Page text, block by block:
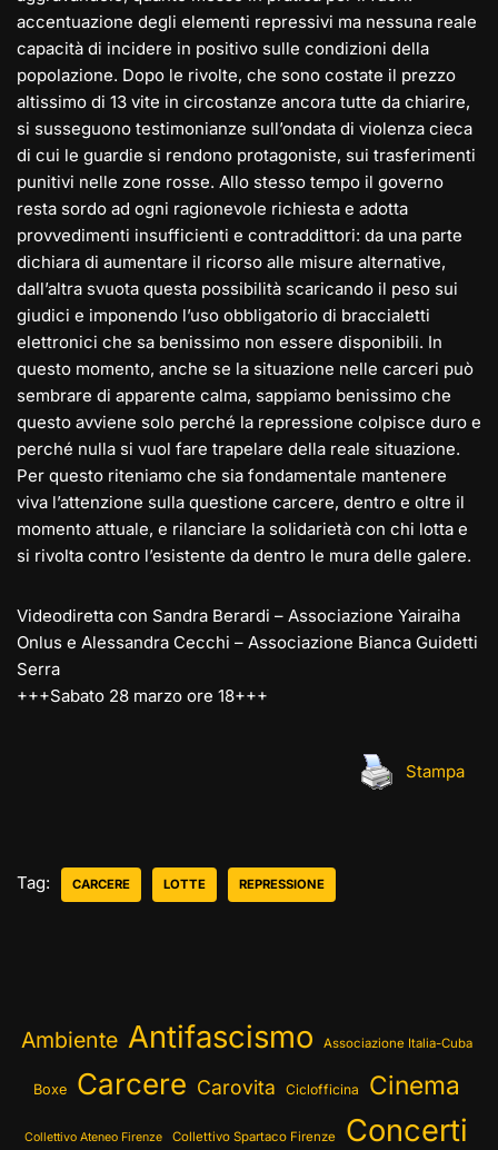
accentuazione degli elementi repressivi ma nessuna reale
capacità di incidere in positivo sulle condizioni della
popolazione. Dopo le rivolte, che sono costate il prezzo
altissimo di 13 vite in circostanze ancora tutte da chiarire,
si susseguono testimonianze sull’ondata di violenza cieca
di cui le guardie si rendono protagoniste, sui trasferimenti
punitivi nelle zone rosse. Allo stesso tempo il governo
resta sordo ad ogni ragionevole richiesta e adotta
provvedimenti insufficienti e contraddittori: da una parte
dichiara di aumentare il ricorso alle misure alternative,
dall’altra svuota questa possibilità scaricando il peso sui
giudici e imponendo l’uso obbligatorio di braccialetti
elettronici che sa benissimo non essere disponibili. In
questo momento, anche se la situazione nelle carceri può
sembrare di apparente calma, sappiamo benissimo che
questo avviene solo perché la repressione colpisce duro e
perché nulla si vuol fare trapelare della reale situazione.
Per questo riteniamo che sia fondamentale mantenere
viva l’attenzione sulla questione carcere, dentro e oltre il
momento attuale, e rilanciare la solidarietà con chi lotta e
si rivolta contro l’esistente da dentro le mura delle galere.
Videodiretta con Sandra Berardi – Associazione Yairaiha
Onlus e Alessandra Cecchi – Associazione Bianca Guidetti
Serra
+++Sabato 28 marzo ore 18+++
Stampa
Tag: CARCERE LOTTE REPRESSIONE
Ambiente Antifascismo Associazione Italia-Cuba
Boxe Carcere Carovita Ciclofficina Cinema
Collettivo Ateneo Firenze Collettivo Spartaco Firenze Concerti